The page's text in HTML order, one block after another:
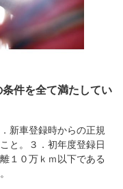
件を全て満たしてい
新車登録時からの正規
と。３．初年度登録日
１０万ｋｍ以下である